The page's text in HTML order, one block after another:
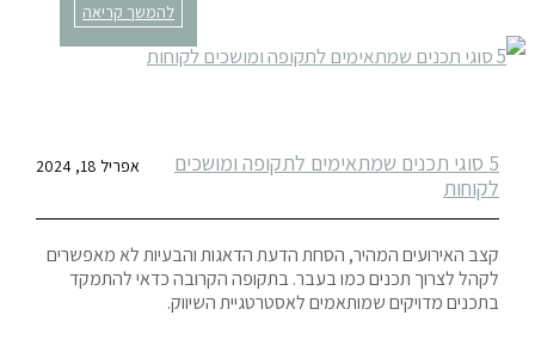
להמשך קריאה
5 סוגי תכנים שמתאימים לתקופה ומושכים
לקוחות
אפריל 18, 2024
קצב האירועים המהיר, הסחת הדעת הדאגות והבעיות לא מאפשרים
לקהל לצרוך תכנים כמו בעבר. בתקופה הקרובה כדאי להתמקד
בתכנים מדויקים שמותאמים לאסטרטגיית השיווק.